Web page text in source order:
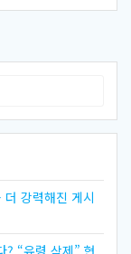
강력해진 게시
“유령 삭제” 현